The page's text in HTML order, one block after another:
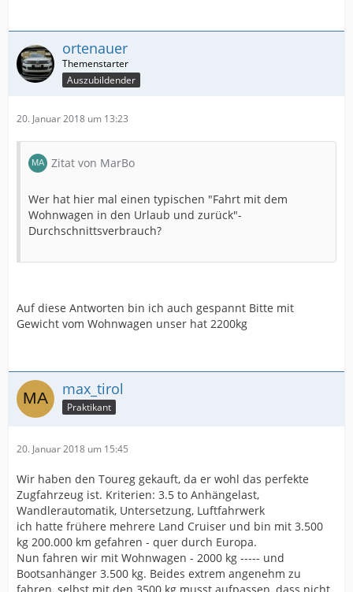
ortenauer
Auszubildender
20. Januar 2018 um 13:23
Zitat von MarBo
Wer hat hier mal einen typischen "Fahrt mit dem
Wohnwagen in den Urlaub und zurück"-
Durchschnittsverbrauch?
Auf diese Antworten bin ich auch gespannt Bitte mit
Gewicht vom Wohnwagen unser hat 2200kg
max_tirol
Praktikant
20. Januar 2018 um 15:45
Wir haben den Toureg gekauft, da er wohl das perfekte
Zugfahrzeug ist. Kriterien: 3.5 to Anhängelast,
Wandlerautomatik, Untersetzung, Luftfahrwerk
ich hatte frühere mehrere Land Cruiser und bin mit 3.500
kg 200.000 km gefahren - quer durch Europa.
Nun fahren wir mit Wohnwagen - 2000 kg ----- und
Bootsanhänger 3.500 kg. Beides extrem angenehm zu